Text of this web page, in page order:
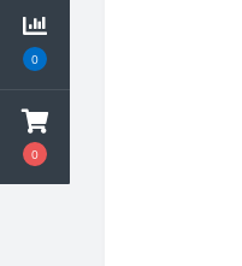
0
0